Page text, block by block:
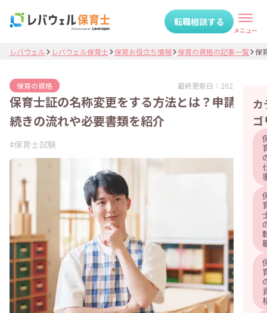
転職相談する
メニュー
カ
ゴ
レバウェル レバウェル保育士 保育お役立ち情報 保育の資格の記事一覧 保
保育の資格 最終更新日： 2025.07.25
保育士証の名称変更をする方法とは？申請手
続きの流れや必要書類を紹介
#保育士試験